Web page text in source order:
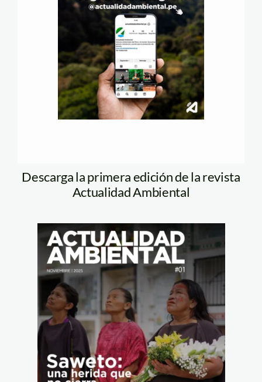
Descarga la primera edición de la revista
Actualidad Ambiental